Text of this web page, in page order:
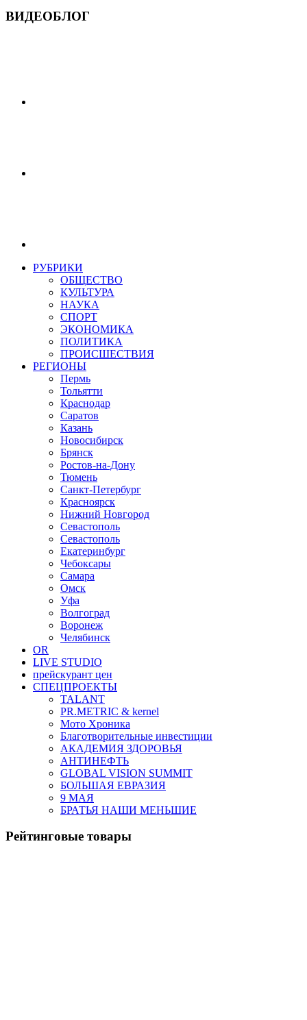
ВИДЕОБЛОГ
РУБРИКИ
ОБЩЕСТВО
КУЛЬТУРА
НАУКА
СПОРТ
ЭКОНОМИКА
ПОЛИТИКА
ПРОИСШЕСТВИЯ
РЕГИОНЫ
Пермь
Тольятти
Краснодар
Саратов
Казань
Новосибирск
Брянск
Ростов-на-Дону
Тюмень
Санкт-Петербург
Красноярск
Нижний Новгород
Севастополь
Севастополь
Екатеринбург
Чебоксары
Самара
Омск
Уфа
Волгоград
Воронеж
Челябинск
OR
LIVE STUDIO
прейскурант цен
СПЕЦПРОЕКТЫ
TALANT
PR.METRIC & kernel
Мото Хроника
Благотворительные инвестиции
АКАДЕМИЯ ЗДОРОВЬЯ
АНТИНЕФТЬ
GLOBAL VISION SUMMIT
БОЛЬШАЯ ЕВРАЗИЯ
9 МАЯ
БРАТЬЯ НАШИ МЕНЬШИЕ
Рейтинговые товары